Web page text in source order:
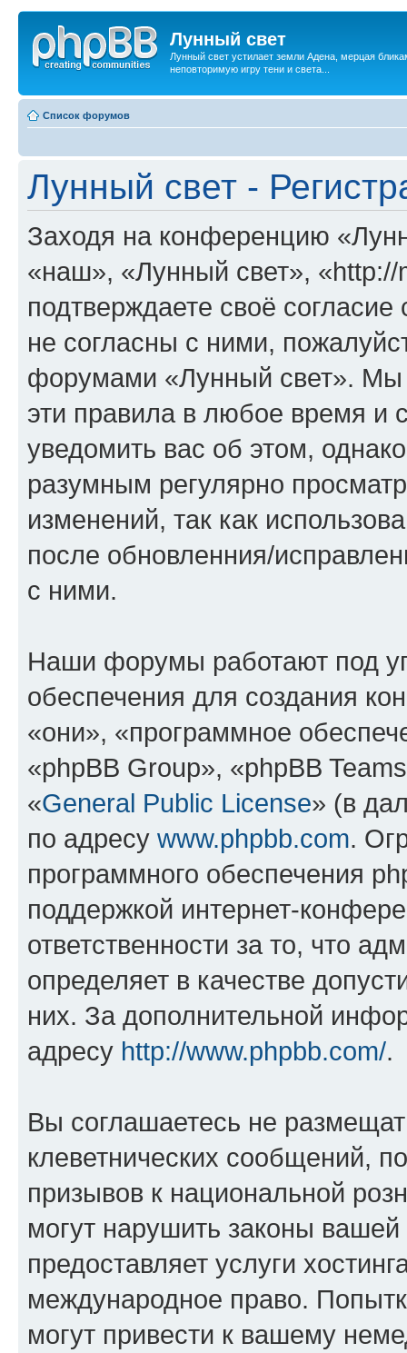
Лунный свет
Лунный свет устилает земли Адена, мерцая
неповторимую игру тени и света...
Список форумов
Лунный свет -
Заходя на конференцию
«наш», «Лунный свет»,
подтверждаете своё
не согласны с ними,
форумами «Лунный свет». Мы
эти правила в любое время и
уведомить вас об этом,
разумным регулярно
изменений, так как
после обновленния/
с ними.
Наши форумы работают под
обеспечения для создания
«они», «программное
«phpBB Group», «phpBB
«General Public License» (в
по адресу www.phpbb.com.
программного обеспечения
поддержкой интернет-
ответственности за то, что
определяет в качестве
них. За дополнительной
адресу http://www.phpbb.com/.
Вы соглашаетесь не
клеветнических сообщений,
призывов к национальной
могут нарушить законы
предоставляет услуги
международное право.
могут привести к вашему